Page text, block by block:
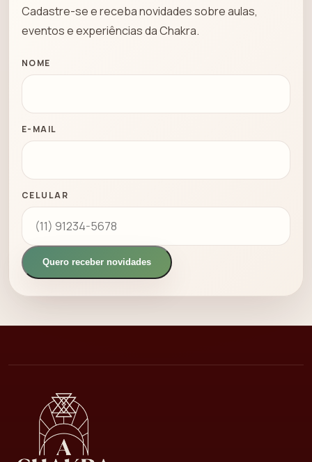
Cadastre-se e receba novidades sobre aulas,
eventos e experiências da Chakra.
NOME
E-MAIL
CELULAR
Quero receber novidades